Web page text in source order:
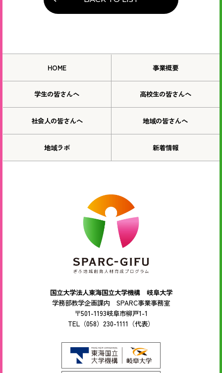
HOME 事業概要
学生の皆さんへ 高校生の皆さんへ
社会人の皆さんへ 地域の皆さんへ
地域ラボ 新着情報
国立大学法人東海国立大学機構 岐阜大学
学務部教学企画課内 SPARC事業事務室
〒501-1193岐阜市柳戸1-1
TEL（058）230-1111（代表）